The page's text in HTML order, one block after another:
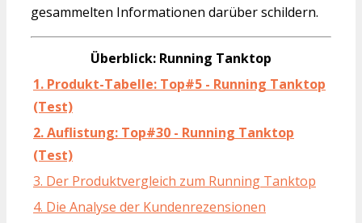
gesammelten Informationen darüber schildern.
Überblick: Running Tanktop
1. Produkt-Tabelle: Top#5 - Running Tanktop
(Test)
2. Auflistung: Top#30 - Running Tanktop
(Test)
3. Der Produktvergleich zum Running Tanktop
4. Die Analyse der Kundenrezensionen